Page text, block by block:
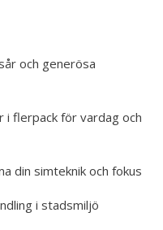
och generösa
flerpack för vardag och
din simteknik och fokus
i stadsmiljö